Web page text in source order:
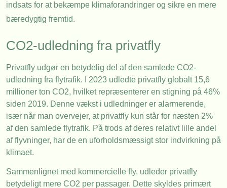
indsats for at bekæmpe klimaforandringer og sikre en mere
bæredygtig fremtid.
CO2-udledning fra privatfly
Privatfly udgør en betydelig del af den samlede CO2-
udledning fra flytrafik. I 2023 udledte privatfly globalt 15,6
millioner ton CO2, hvilket repræsenterer en stigning på 46%
siden 2019. Denne vækst i udledninger er alarmerende,
især når man overvejer, at privatfly kun står for næsten 2%
af den samlede flytrafik. På trods af deres relativt lille andel
af flyvninger, har de en uforholdsmæssigt stor indvirkning på
klimaet.
Sammenlignet med kommercielle fly, udleder privatfly
betydeligt mere CO2 per passager. Dette skyldes primært